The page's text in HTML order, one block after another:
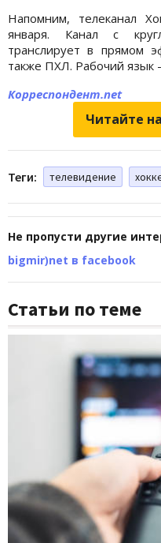
Напомним, телеканал
января. Канал с
транслирует в прямом
также ПХЛ. Рабочий язык
Корреспондент.net
Читайте
Теги: телевидение
Не пропусти другие
bigmir)net в facebook
Статьи по теме